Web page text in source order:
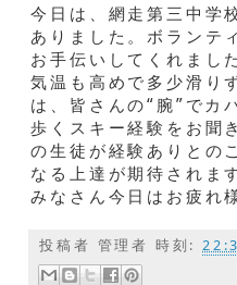
今日は、網走第三中学
ありました。ボランテ
お手伝いしてくれまし
気温も高めで多少滑り
は、皆さんの“腕”で
歩くスキー経験をお聞
の生徒が経験ありとの
なる上達が期待されま
みなさん今日はお疲れ
投稿者 管理者 時刻: